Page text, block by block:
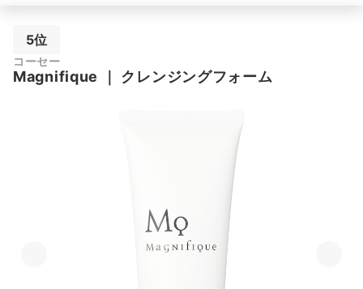
5位
コーセー
Magnifique クレンジングフォーム